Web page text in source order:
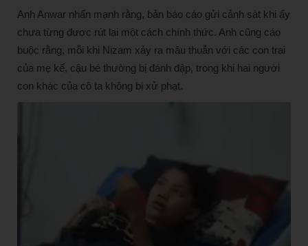
Anh Anwar nhấn mạnh rằng, bản báo cáo gửi cảnh sát khi ấy
chưa từng được rút lại một cách chính thức. Anh cũng cáo
buộc rằng, mỗi khi Nizam xảy ra mâu thuẫn với các con trai
của mẹ kế, cậu bé thường bị đánh đập, trong khi hai người
con khác của cô ta không bị xử phạt.